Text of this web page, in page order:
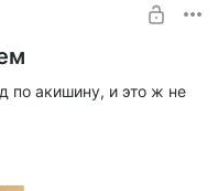
по акишину, и это ж не